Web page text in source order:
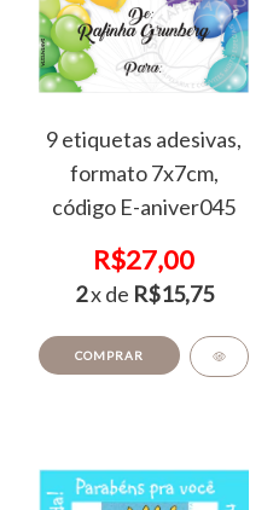
9 etiquetas adesivas,
formato 7x7cm,
código E-aniver045
R$27,00
2x de R$15,75
COMPRAR